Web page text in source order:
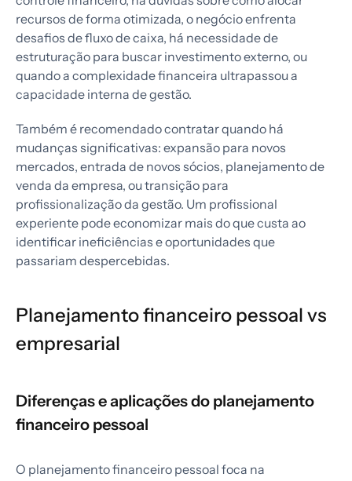
recursos de forma otimizada, o negócio enfrenta
desafios de fluxo de caixa, há necessidade de
estruturação para buscar investimento externo, ou
quando a complexidade financeira ultrapassou a
capacidade interna de gestão.
Também é recomendado contratar quando há
mudanças significativas: expansão para novos
mercados, entrada de novos sócios, planejamento de
venda da empresa, ou transição para
profissionalização da gestão. Um profissional
experiente pode economizar mais do que custa ao
identificar ineficiências e oportunidades que
passariam despercebidas.
Planejamento financeiro pessoal vs
empresarial
Diferenças e aplicações do planejamento
financeiro pessoal
O planejamento financeiro pessoal foca na